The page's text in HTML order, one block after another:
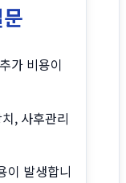
가 비용이
, 사후관리
이 발생합니